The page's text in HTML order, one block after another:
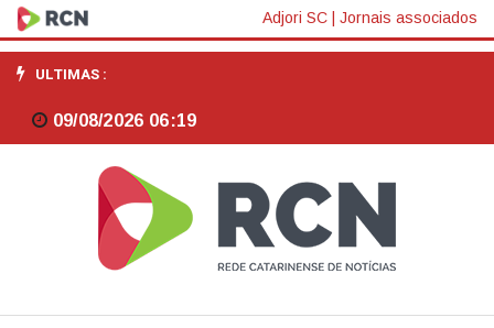
Petrobras
assina
contrato
venda
petróleo
Adjori SC Jornais associados
ULTIMAS :
09/08/2026 06:19